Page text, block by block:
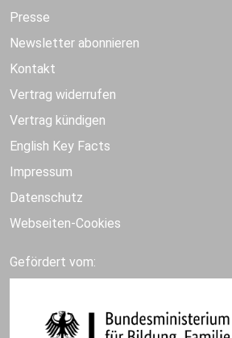
Presse
Newsletter abonnieren
Kontakt
Vertrag widerrufen
Vertrag kündigen
English Key Facts
Impressum
Datenschutz
Webseiten-Cookies
Gefördert vom: